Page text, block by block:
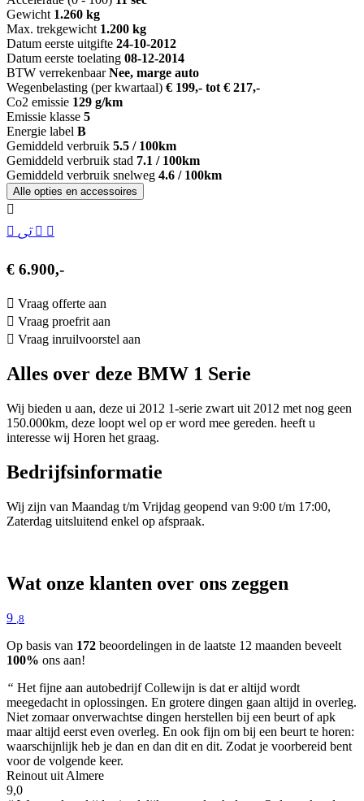
Gewicht 1.260 kg
Max. trekgewicht 1.200 kg
Datum eerste uitgifte 24-10-2012
Datum eerste toelating 08-12-2014
BTW verrekenbaar Nee, marge auto
Wegenbelasting (per kwartaal) € 199,- tot € 217,-
Co2 emissie 129 g/km
Emissie klasse 5
Energie label B
Gemiddeld verbruik 5.5 / 100km
Gemiddeld verbruik stad 7.1 / 100km
Gemiddeld verbruik snelweg 4.6 / 100km
Alle opties en accessoires
€ 6.900,-
Vraag offerte aan
Vraag proefrit aan
Vraag inruilvoorstel aan
Alles over deze BMW 1 Serie
Wij bieden u aan, deze ui 2012 1-serie zwart uit 2012 met nog geen
150.000km, deze loopt wel op er word mee gereden. heeft u
interesse wij Horen het graag.
Bedrijfsinformatie
Wij zijn van Maandag t/m Vrijdag geopend van 9:00 t/m 17:00,
Zaterdag uitsluitend enkel op afspraak.
Wat onze klanten over ons zeggen
9 ,8
Op basis van 172 beoordelingen in de laatste 12 maanden beveelt
100% ons aan!
“ Het fijne aan autobedrijf Collewijn is dat er altijd wordt
meegedacht in oplossingen. En grotere dingen gaan altijd in overleg.
Niet zomaar onverwachtse dingen herstellen bij een beurt of apk
maar altijd eerst even overleg. En ook fijn om bij een beurt te horen:
waarschijnlijk heb je dan en dan dit en dit. Zodat je voorbereid bent
voor de volgende keer.
Reinout uit Almere
9,0